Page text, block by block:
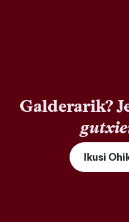
Galderarik?
Ikusi